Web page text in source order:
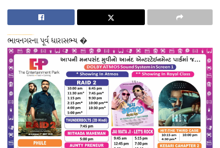
ભાવનગરના પૂર્વ ધારાસભ્ય �